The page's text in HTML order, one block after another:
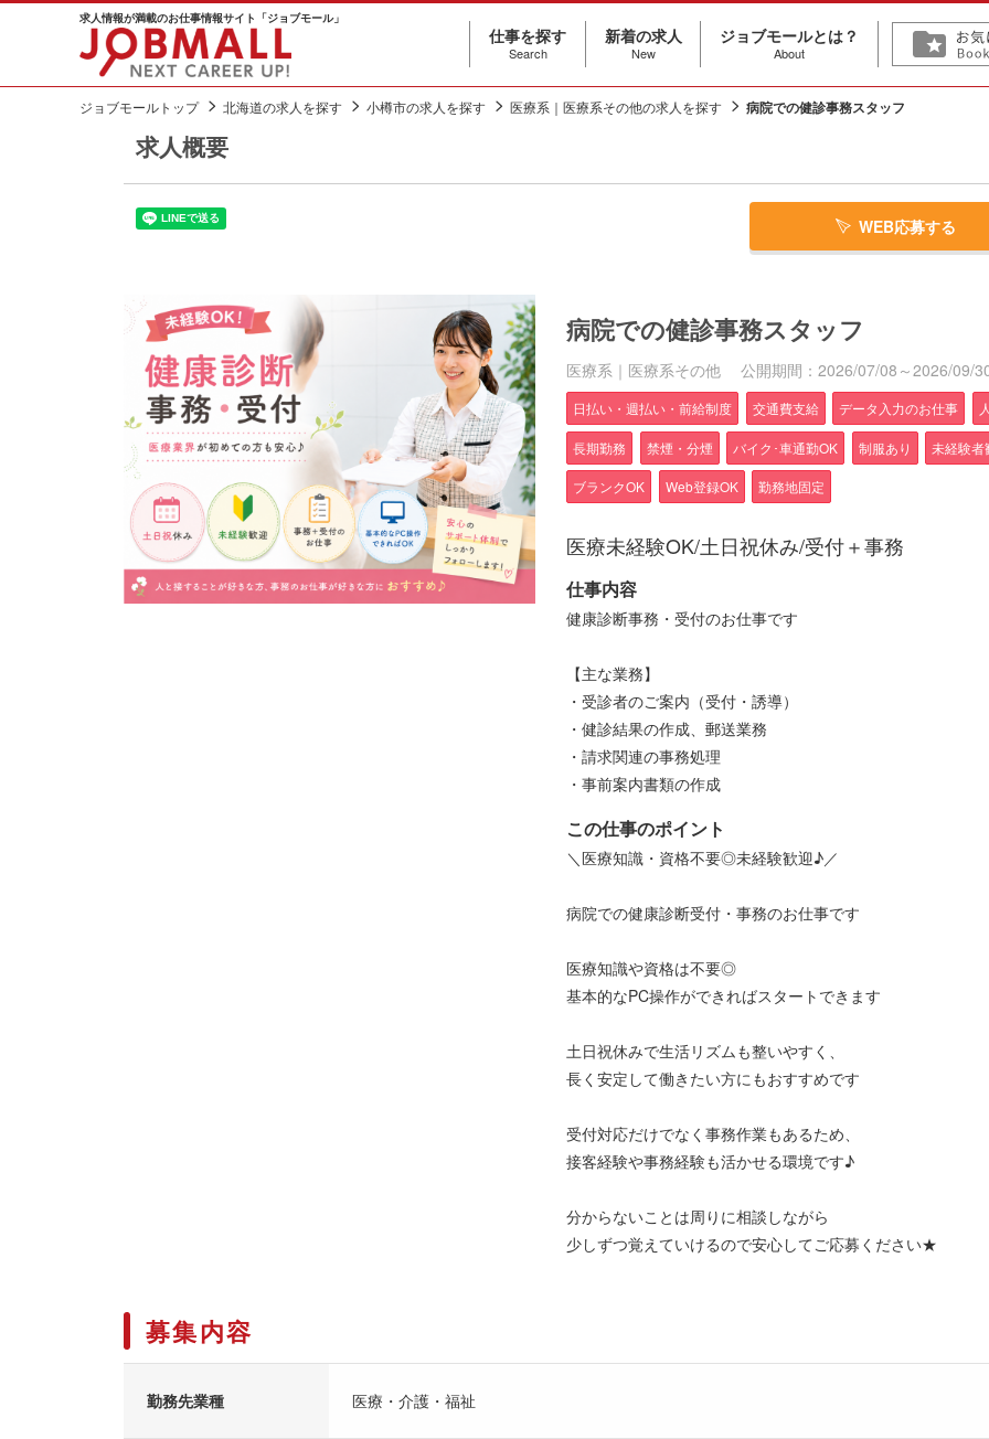
求人情報が満載のお仕事情報サイト「ジョブモール」
仕事を探す
Search
新着の求人
New
ジョブモールとは？
About
ジョブモールトップ 北海道の求人を探す 小樽市の求人を探す 医療系｜医療系その他の求人を探す 病院での健診事務スタッフ
求人概要
WEB応募する
病院での健診事務スタッフ
医療系｜医療系その他 公開期間：2026/07/08～2026/09/
日払い・週払い・前給制度 交通費支給 データ入力のお仕事
長期勤務 禁煙・分煙 バイク･車通勤OK 制服あり 未経験者
ブランクOK Web登録OK 勤務地固定
医療未経験OK/土日祝休み/受付＋事務
仕事内容
健康診断事務・受付のお仕事です
【主な業務】
・受診者のご案内（受付・誘導）
・健診結果の作成、郵送業務
・請求関連の事務処理
・事前案内書類の作成
この仕事のポイント
＼医療知識・資格不要◎未経験歓迎♪／
病院での健康診断受付・事務のお仕事です
医療知識や資格は不要◎
基本的なPC操作ができればスタートできます
土日祝休みで生活リズムも整いやすく、
長く安定して働きたい方にもおすすめです
受付対応だけでなく事務作業もあるため、
接客経験や事務経験も活かせる環境です♪
分からないことは周りに相談しながら
少しずつ覚えていけるので安心してご応募ください★
募集内容
勤務先業種 医療・介護・福祉